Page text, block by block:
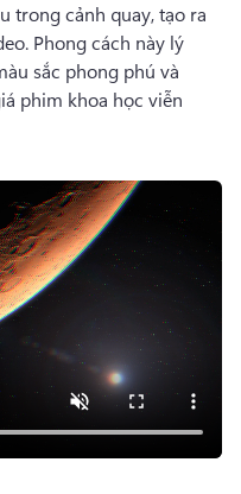
trong cảnh quay, tạo ra
Phong cách này lý
sắc phong phú và
phim khoa học viễn